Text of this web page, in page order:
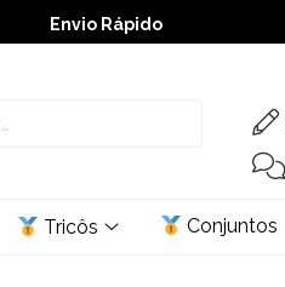
Envio Rápido
➚ Ofertas– Até 60% OFF
Tricôs Conjuntos